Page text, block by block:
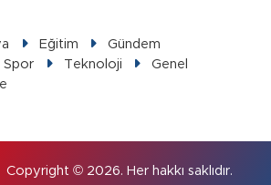
Eğitim
Gündem
Spor Teknoloji
Genel
Copyright © 2026. Her hakkı saklıdır.